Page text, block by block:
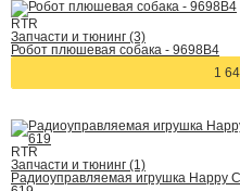
RTR
Запчасти и тюнинг (3)
Робот плюшевая собака - 9698B4
1
RTR
Запчасти и тюнинг (1)
Радиоуправляемая игрушка Happy